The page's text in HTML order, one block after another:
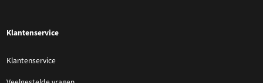
Klantenservice
Klantenservice